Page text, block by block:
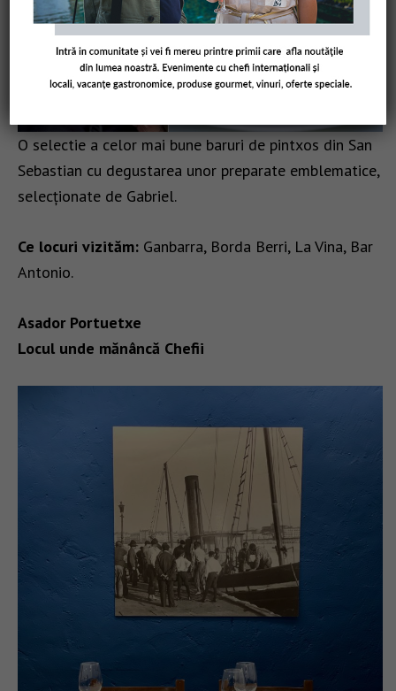
O selectie a celor mai bune baruri de pintxos din San
Sebastian cu degustarea unor preparate emblematice,
selecționate de Gabriel.
Ce locuri vizităm: Ganbarra, Borda Berri, La Vina, Bar
Antonio.
Asador Portuetxe
Locul unde mănâncă Chefii